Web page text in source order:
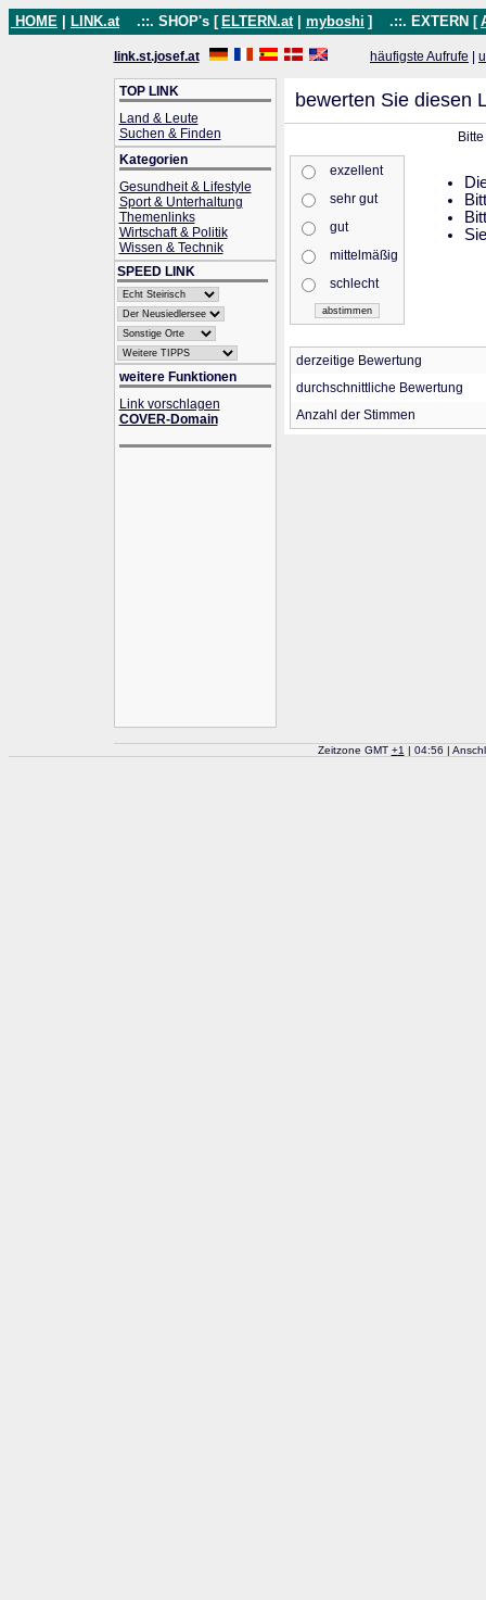
HOME LINK.at .::. SHOP's [ ELTERN.at myboshi ] .::. EXTERN [
link.st.josef.at häufigste Aufrufe
TOP LINK
Land & Leute
Suchen & Finden
Kategorien
Gesundheit & Lifestyle
Sport & Unterhaltung
Themenlinks
Wirtschaft & Politik
Wissen & Technik
SPEED LINK
weitere Funktionen
Link vorschlagen
COVER-Domain
bewerten Sie diesen
exzellent
sehr gut
gut
mittelmäßig
schlecht
derzeitige Bewertung
durchschnittliche Bewertung
Anzahl der Stimmen
Zeitzone GMT +1 | 04:56 |